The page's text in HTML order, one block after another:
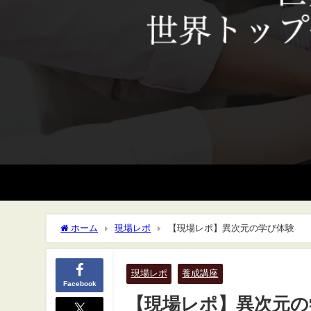
ホーム 現場レポ 【現場レポ】異次元の学び体験
Facebook
現場レポ 養成講座
【現場レポ】異次元